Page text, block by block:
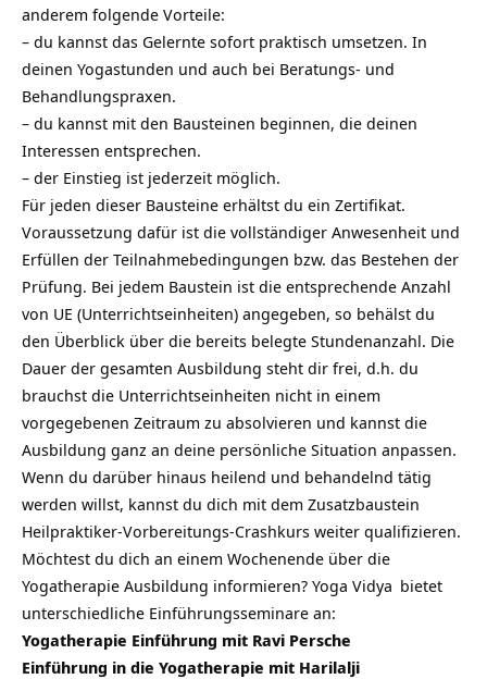
anderem folgende Vorteile:
– du kannst das Gelernte sofort praktisch umsetzen. In
deinen Yogastunden und auch bei Beratungs- und
Behandlungspraxen.
– du kannst mit den Bausteinen beginnen, die deinen
Interessen entsprechen.
– der Einstieg ist jederzeit möglich.
Für jeden dieser Bausteine erhältst du ein Zertifikat.
Voraussetzung dafür ist die vollständiger Anwesenheit und
Erfüllen der Teilnahmebedingungen bzw. das Bestehen der
Prüfung. Bei jedem Baustein ist die entsprechende Anzahl
von UE (Unterrichtseinheiten) angegeben, so behälst du
den Überblick über die bereits belegte Stundenanzahl. Die
Dauer der gesamten Ausbildung steht dir frei, d.h. du
brauchst die Unterrichtseinheiten nicht in einem
vorgegebenen Zeitraum zu absolvieren und kannst die
Ausbildung ganz an deine persönliche Situation anpassen.
Wenn du darüber hinaus heilend und behandelnd tätig
werden willst, kannst du dich mit dem Zusatzbaustein
Heilpraktiker-Vorbereitungs-Crashkurs weiter qualifizieren.
Möchtest du dich an einem Wochenende über die
Yogatherapie Ausbildung informieren? Yoga Vidya bietet
unterschiedliche Einführungsseminare an:
Yogatherapie Einführung mit Ravi Persche
Einführung in die Yogatherapie mit Harilalji